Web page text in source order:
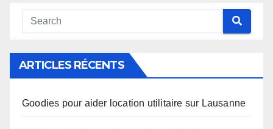
ARTICLES RÉCENTS
Goodies pour aider location utilitaire sur Lausanne